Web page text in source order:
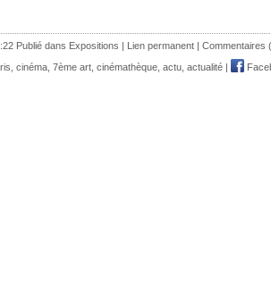
Publié dans Expositions | Lien permanent | Commentaires
cinéma 7ème art cinémathèque actu actualité |